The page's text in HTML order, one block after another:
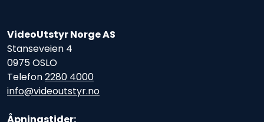
VideoUtstyr Norge AS
Stanseveien 4
0975 OSLO
Telefon2280 4000
info@videoutstyr.no